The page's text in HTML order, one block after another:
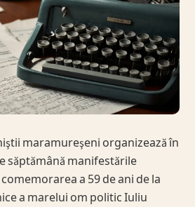
maramureşeni organizează în
săptămână manifestările
a 59 de ani de la
a marelui om politic Iuliu